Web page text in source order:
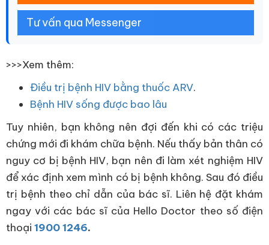
Tư vấn qua Messenger
>>>Xem thêm:
Điều trị bệnh HIV bằng thuốc ARV.
Bệnh HIV sống được bao lâu
Tuy nhiên, bạn không nên đợi đến khi có các triệu
chứng mới đi khám chữa bệnh. Nếu thấy bản thân có
nguy cơ bị bệnh HIV, bạn nên đi làm xét nghiệm HIV
để xác định xem mình có bị bệnh không. Sau đó điều
trị bệnh theo chỉ dẫn của bác sĩ. Liên hệ đặt khám
ngay với các bác sĩ của Hello Doctor theo số điện
thoại 1900 1246.